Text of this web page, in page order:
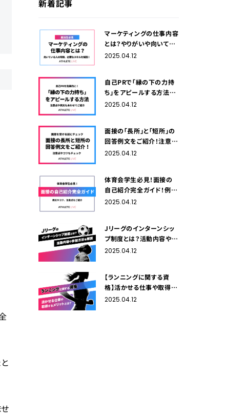
新着記事
マーケティングの仕事内容
とは？やりがいや向いてい
る人の特徴、必要なスキル
2025.04.12
自己PRで「縁の下の力持
ち」をアピールする方法！
注意点や例文もあわせて
2025.04.12
面接の「長所」と「短所」の
回答例文をご紹介！注意点
やコツもチェック
2025.04.12
体育会学生必見！面接の
自己紹介完全ガイド！例文
やコツ、注意点をご紹介
2025.04.12
Jリーグのインターンシッ
プ制度とは？活動内容や参
加方法を解説
2025.04.12
【ランニングに関する資
格】活かせる仕事や取得す
るメリットをご紹介！
2025.04.12